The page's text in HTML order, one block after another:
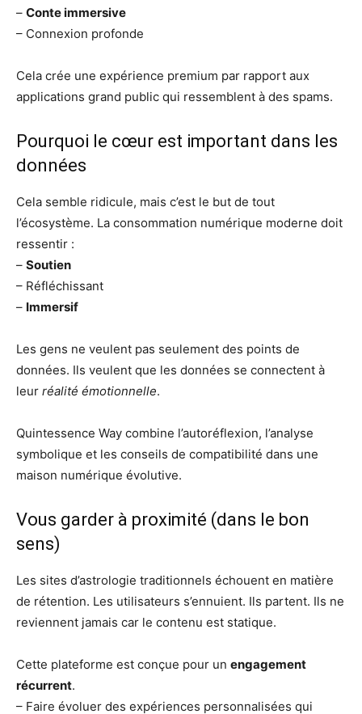
– Conte immersive
– Connexion profonde
Cela crée une expérience premium par rapport aux
applications grand public qui ressemblent à des spams.
Pourquoi le cœur est important dans les
données
Cela semble ridicule, mais c’est le but de tout
l’écosystème. La consommation numérique moderne doit
ressentir :
– Soutien
– Réfléchissant
– Immersif
Les gens ne veulent pas seulement des points de
données. Ils veulent que les données se connectent à
leur réalité émotionnelle.
Quintessence Way combine l’autoréflexion, l’analyse
symbolique et les conseils de compatibilité dans une
maison numérique évolutive.
Vous garder à proximité (dans le bon
sens)
Les sites d’astrologie traditionnels échouent en matière
de rétention. Les utilisateurs s’ennuient. Ils partent. Ils ne
reviennent jamais car le contenu est statique.
Cette plateforme est conçue pour un engagement
récurrent.
– Faire évoluer des expériences personnalisées qui